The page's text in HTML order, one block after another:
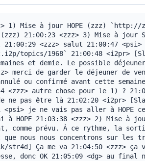
1) Mise à jour HOPE (zzz) `http://
21:00:23 <zzz> 3) Mise à jour
<zzz> salut 21:00:47 <psi>
topics/1968` 21:00:48 <i2pr>
et demie. Le possible
merci de garder le déjeuner de
ou confirmé avant cette
<zzz> autre chose pour le 1) ?
ne pas être là 21:02:20 <i2pr>
<psi> je ne vais pas aller à HOPE
HOPE 21:03:38 <zzz> 2) Mise à
comme prévu. À ce rythme, la
que nous nous concentrons sur
str4d] Ça me va 21:04:50 <zzz> ça
donc OK 21:05:09 <dg> au final